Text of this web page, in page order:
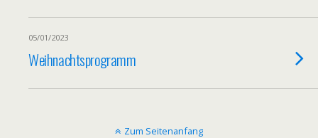
05/01/2023
Weihnachtsprogramm
Zum Seitenanfang